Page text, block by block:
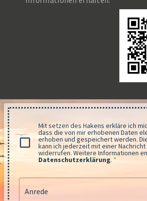
Anrede
Mit setzen des Hakens erkläre ich
dass die von mir erhobenen Daten
erhoben und gespeichert werden.
kann ich jederzeit mit einer Nachricht
widerrufen. Weitere Informationen
Datenschutzerklärung. *